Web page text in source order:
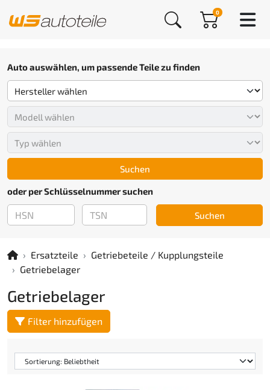
0
Auto auswählen, um passende Teile zu finden
Suchen
oder per Schlüsselnummer suchen
Suchen
Ersatzteile
Getriebeteile / Kupplungsteile
Getriebelager
Getriebelager
Filter hinzufügen